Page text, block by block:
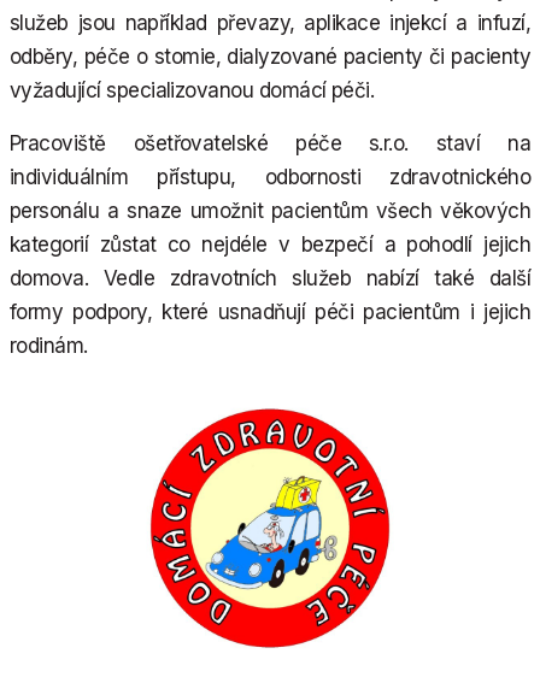
služeb jsou například převazy, aplikace injekcí a infuzí,
odběry, péče o stomie, dialyzované pacienty či pacienty
vyžadující specializovanou domácí péči.
Pracoviště ošetřovatelské péče s.r.o. staví na
individuálním přístupu, odbornosti zdravotnického
personálu a snaze umožnit pacientům všech věkových
kategorií zůstat co nejdéle v bezpečí a pohodlí jejich
domova. Vedle zdravotních služeb nabízí také další
formy podpory, které usnadňují péči pacientům i jejich
rodinám.